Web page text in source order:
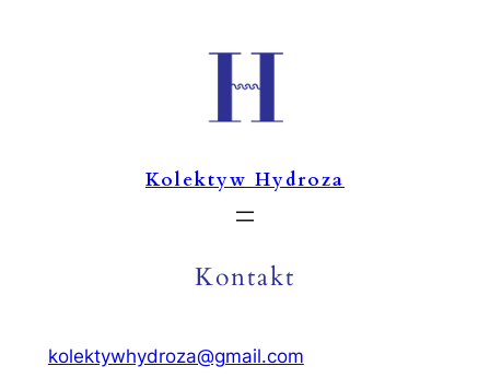
Kolektyw Hydroza
Kontakt
kolektywhydroza@gmail.com